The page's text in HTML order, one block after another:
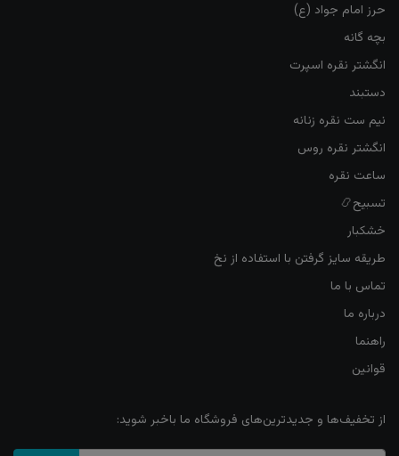
حرز امام جواد (ع)
بچه گانه
انگشتر نقره اسپرت
دستبند
نیم ست نقره زنانه
انگشتر نقره روس
ساعت نقره
تسبیح📿
خشکبار
طریقه سایز گرفتن با استفاده از نخ
تماس با ما
درباره ما
راهنما
قوانین
از تخفیف‌ها و جدیدترین‌های فروشگاه ما باخبر شوید: